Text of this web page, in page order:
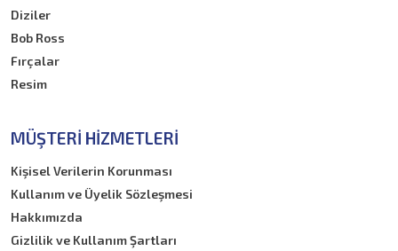
Diziler
Bob Ross
Fırçalar
Resim
MÜŞTERI HIZMETLERI
Kişisel Verilerin Korunması
Kullanım ve Üyelik Sözleşmesi
Hakkımızda
Gizlilik ve Kullanım Şartları